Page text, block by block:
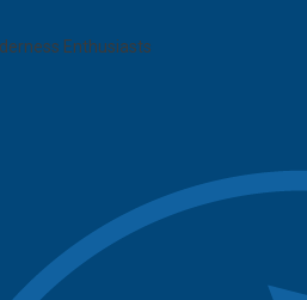
Enthusiasts